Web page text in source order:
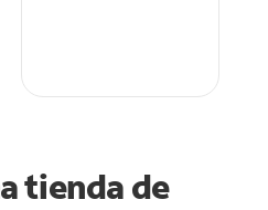
tienda de